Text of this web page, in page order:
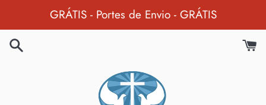
para
GRÁTIS - Portes de Envio - GRÁTIS